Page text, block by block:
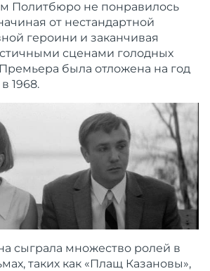
Политбюро не понравилось
от нестандартной
героини и заканчивая
сценами голодных
была отложена на год
1968.
сыграла множество ролей в
таких как «Плащ Казановы»,